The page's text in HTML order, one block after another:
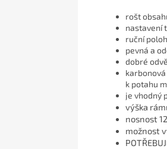
rošt
nastavení
ruční
pevná a
dobré
k potahu
je vhodný
výška
nosnost
možnost